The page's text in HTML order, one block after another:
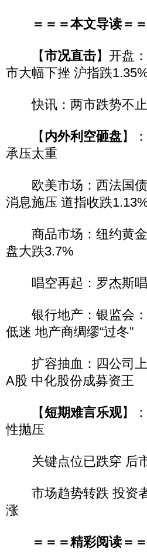
＝＝＝本文导读＝
【市况直击】开盘
市大幅下挫 沪指跌
快讯：两市跌势不止
【内外利空砸盘】
承压太重
欧美市场：西法国债
消息施压 道指收跌
商品市场：纽约黄金
盘大跌3.7%
唱空再起：罗杰斯唱
银行地产：银监会：
低迷 地产商绸缪“过冬”
扩容抽血：四公司上
A股 中化股份成募资王
【短期难言乐观】
性抛压
关键点位已跌穿 后
市场趋势转跌 投资
涨
＝＝＝精彩阅读＝